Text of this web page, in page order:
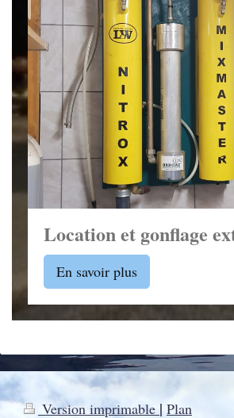
Location et gonflage
En savoir plus
Version imprimable | Plan